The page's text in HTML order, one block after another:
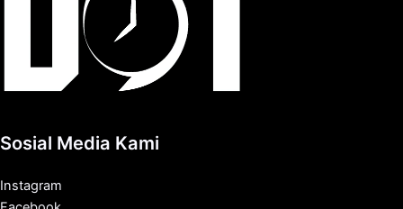
Sosial Media Kami
Instagram